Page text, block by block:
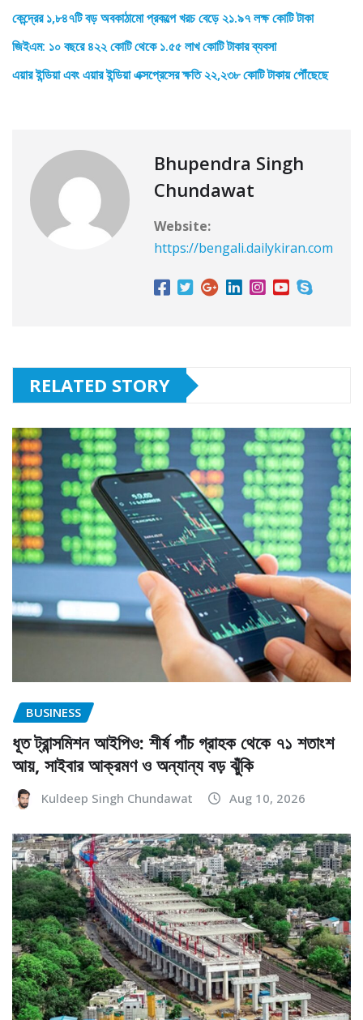
কেন্দ্রের ১,৮৪৭টি বড় অবকাঠামো প্রকল্পে খরচ বেড়ে ২১.৯৭ লক্ষ কোটি টাকা
জিইএম: ১০ বছরে ৪২২ কোটি থেকে ১.৫৫ লাখ কোটি টাকার ব্যবসা
এয়ার ইন্ডিয়া এবং এয়ার ইন্ডিয়া এক্সপ্রেসের ক্ষতি ২২,২৩৮ কোটি টাকায় পৌঁছেছে
Bhupendra Singh
Chundawat
Website:
https://bengali.dailykiran.com
RELATED STORY
BUSINESS
ধূত ট্রান্সমিশন আইপিও: শীর্ষ পাঁচ গ্রাহক থেকে ৭১ শতাংশ
আয়, সাইবার আক্রমণ ও অন্যান্য বড় ঝুঁকি
Kuldeep Singh Chundawat Aug 10, 2026